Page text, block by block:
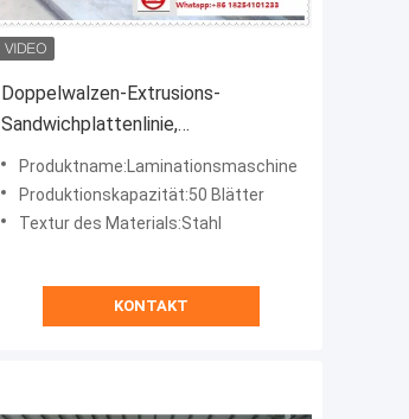
Doppelwalzen-Extrusions-
Sandwichplattenlinie,
Klebstoffauftrag Furnier Trocknung
Wandpaneel Ausrüstung
Produktname:Laminationsmaschine
Produktionskapazität:50 Blätter
Textur des Materials:Stahl
KONTAKT